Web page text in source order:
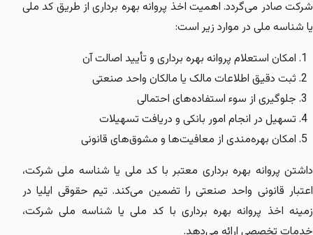
شرکت صادر می‌گردد. اهمیت اخذ پروانه بهره برداری از طریق کد ملی
یا شناسه ملی در موارد زیر است:
امکان استعلام پروانه بهره برداری و تأیید اصالت آن
ثبت دقیق اطلاعات مالک یا مالکان واحد صنعتی
جلوگیری از سوء استفاده‌های احتمالی
تسهیل در انجام امور بانکی و دریافت تسهیلات
امکان بهره‌مندی از معافیت‌ها و مشوق‌های قانونی
داشتن پروانه بهره برداری معتبر با کد ملی یا شناسه ملی شرکت،
اعتبار قانونی واحد صنعتی را تضمین می‌کند. تیم حقوقی ایلیا در
زمینه اخذ پروانه بهره برداری با کد ملی یا شناسه ملی شرکت،
خدمات تخصصی ارائه می‌دهد.